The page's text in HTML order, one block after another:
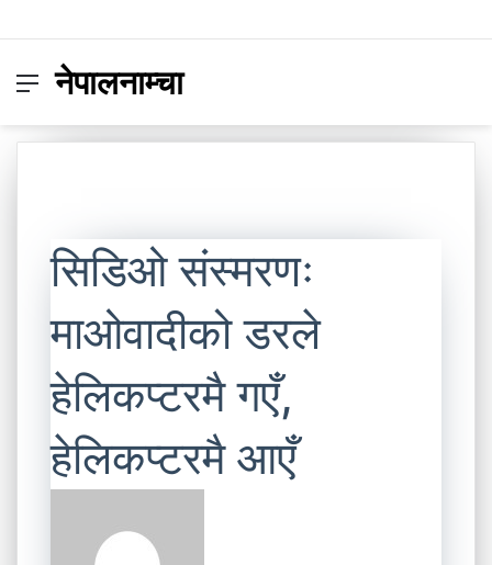
Menu
नेपालनाम्चा
सिडिओ संस्मरणः
माओवादीको डरले
हेलिकप्टरमै गएँ,
हेलिकप्टरमै आएँ